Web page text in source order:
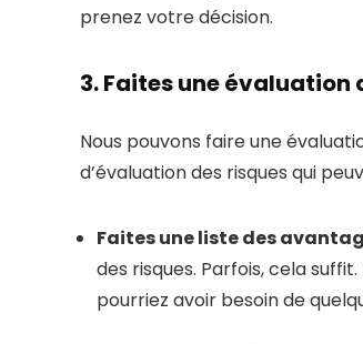
prenez votre décision.
3. Faites une évaluation
Nous pouvons faire une
d’évaluation des risques qui
Faites une liste des
des risques. Parfois, cela
pourriez avoir besoin de